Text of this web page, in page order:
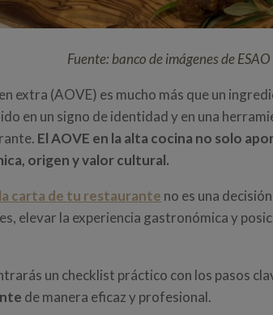
Fuente: banco de imágenes de ESAO
extra (AOVE) es mucho más que un
en un signo de identidad y en una
El AOVE en la alta cocina no solo
origen y valor cultural.
carta de tu restaurante no es una
elevar la experiencia gastronómica y
un checklist práctico con los pasos
de manera eficaz y profesional.